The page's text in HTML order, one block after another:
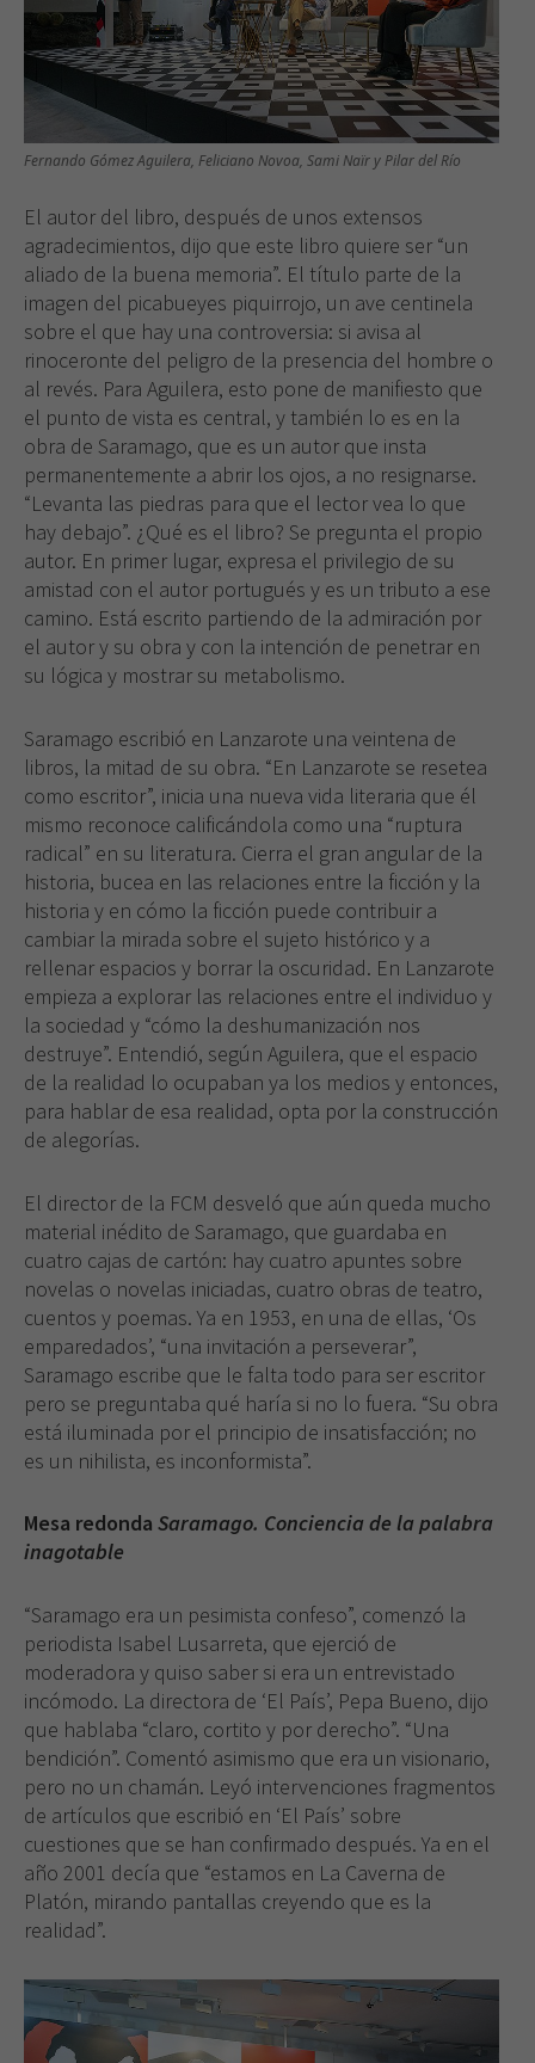
Fernando Gómez Aguilera, Feliciano Novoa, Sami Naïr y Pilar del Río
El autor del libro, después de unos extensos
agradecimientos, dijo que este libro quiere ser “un
aliado de la buena memoria”. El título parte de la
imagen del picabueyes piquirrojo, un ave centinela
sobre el que hay una controversia: si avisa al
rinoceronte del peligro de la presencia del hombre o
al revés. Para Aguilera, esto pone de manifiesto que
el punto de vista es central, y también lo es en la
obra de Saramago, que es un autor que insta
permanentemente a abrir los ojos, a no resignarse.
“Levanta las piedras para que el lector vea lo que
hay debajo”. ¿Qué es el libro? Se pregunta el propio
autor. En primer lugar, expresa el privilegio de su
amistad con el autor portugués y es un tributo a ese
camino. Está escrito partiendo de la admiración por
el autor y su obra y con la intención de penetrar en
su lógica y mostrar su metabolismo.
Saramago escribió en Lanzarote una veintena de
libros, la mitad de su obra. “En Lanzarote se resetea
como escritor”, inicia una nueva vida literaria que él
mismo reconoce calificándola como una “ruptura
radical” en su literatura. Cierra el gran angular de la
historia, bucea en las relaciones entre la ficción y la
historia y en cómo la ficción puede contribuir a
cambiar la mirada sobre el sujeto histórico y a
rellenar espacios y borrar la oscuridad. En Lanzarote
empieza a explorar las relaciones entre el individuo y
la sociedad y “cómo la deshumanización nos
destruye”. Entendió, según Aguilera, que el espacio
de la realidad lo ocupaban ya los medios y entonces,
para hablar de esa realidad, opta por la construcción
de alegorías.
El director de la FCM desveló que aún queda mucho
material inédito de Saramago, que guardaba en
cuatro cajas de cartón: hay cuatro apuntes sobre
novelas o novelas iniciadas, cuatro obras de teatro,
cuentos y poemas. Ya en 1953, en una de ellas, ‘Os
emparedados’, “una invitación a perseverar”,
Saramago escribe que le falta todo para ser escritor
pero se preguntaba qué haría si no lo fuera. “Su obra
está iluminada por el principio de insatisfacción; no
es un nihilista, es inconformista”.
Mesa redonda Saramago. Conciencia de la palabra
inagotable
“Saramago era un pesimista confeso”, comenzó la
periodista Isabel Lusarreta, que ejerció de
moderadora y quiso saber si era un entrevistado
incómodo. La directora de ‘El País’, Pepa Bueno, dijo
que hablaba “claro, cortito y por derecho”. “Una
bendición”. Comentó asimismo que era un visionario,
pero no un chamán. Leyó intervenciones fragmentos
de artículos que escribió en ‘El País’ sobre
cuestiones que se han confirmado después. Ya en el
año 2001 decía que “estamos en La Caverna de
Platón, mirando pantallas creyendo que es la
realidad”.